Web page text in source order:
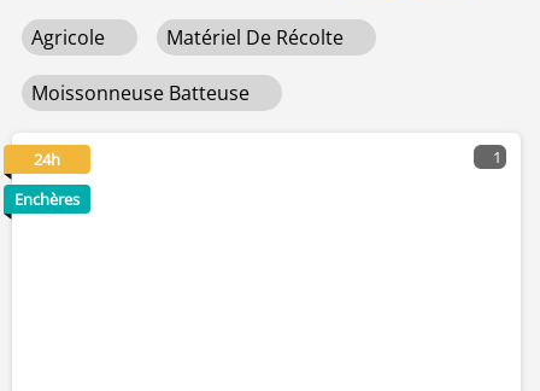
Agricole Matériel De Récolte
Moissonneuse Batteuse
1
24h
Enchères